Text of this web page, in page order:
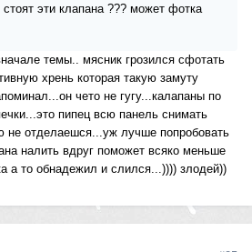
эти клапана ??? может фотка
темы.. мясник грозился сфотать
хрень которая такую замуту
чето не гугу...калапаны по
пипец всю панель снимать
не отделаешся...уж лучше попробовать
налить вдруг поможет всяко меньше
а то обнадежил и слился...)))) злодей))